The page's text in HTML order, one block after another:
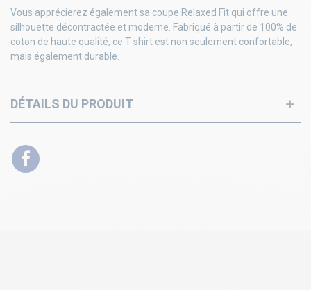
Vous apprécierez également sa coupe Relaxed Fit qui offre une
silhouette décontractée et moderne. Fabriqué à partir de 100% de
coton de haute qualité, ce T-shirt est non seulement confortable,
mais également durable.
DÉTAILS DU PRODUIT